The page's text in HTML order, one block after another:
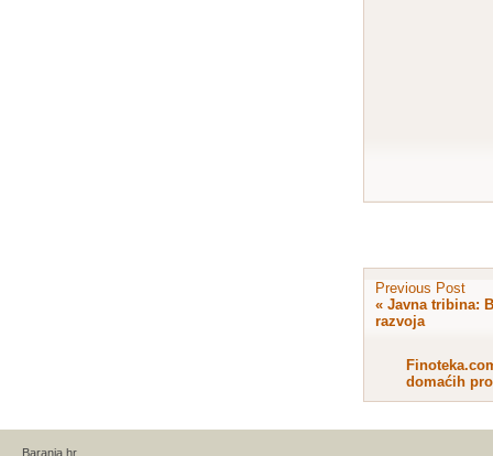
Previous Post
« Javna tribina:
razvoja
domaćih
Baranja.hr